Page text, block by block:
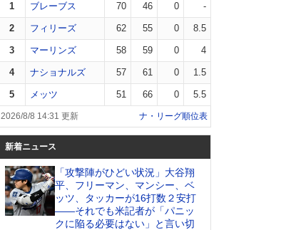
1 ブレーブス 70 46 0 -
2 フィリーズ 62 55 0 8.5
3 マーリンズ 58 59 0 4
4 ナショナルズ 57 61 0 1.5
5 メッツ 51 66 0 5.5
2026/8/8 14:31 更新 ナ・リーグ順位表
新着ニュース
「攻撃陣がひどい状況」大谷翔
平、フリーマン、マンシー、ベ
ッツ、タッカーが16打数２安打
――それでも米記者が「パニッ
クに陥る必要はない」と言い切